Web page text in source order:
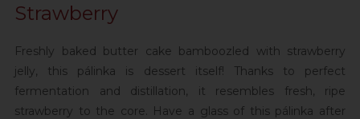
Strawberry
Freshly baked butter cake bamboozled with strawberry
jelly, this pálinka is dessert itself! Thanks to perfect
fermentation and distillation, it resembles fresh, ripe
strawberry to the core. Have a glass of this pálinka after